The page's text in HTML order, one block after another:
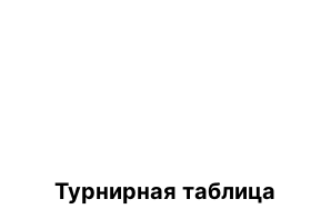
Турнирная таблица